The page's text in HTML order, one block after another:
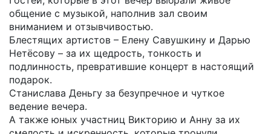
общение с музыкой, наполнив зал своим
вниманием и отзывчивостью.
Блестящих артистов – Елену Савушкину и Дарью
Нетёсову – за их щедрость, тонкость и
подлинность, превратившие концерт в настоящий
подарок.
Станислава Деньгу за безупречное и чуткое
ведение вечера.
А также юных участниц Викторию и Анну за их